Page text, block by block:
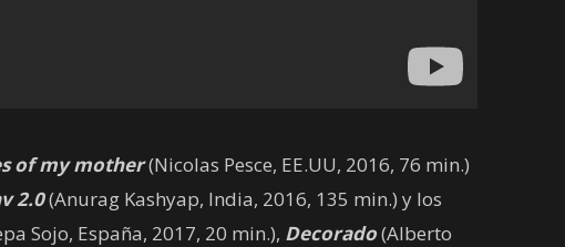
of my mother(Nicolas Pesce, EE.UU, 2016, 76 min.)
2.0(Anurag Kashyap, India, 2016, 135 min.) y los
Sojo, España, 2017, 20 min.), Decorado(Alberto